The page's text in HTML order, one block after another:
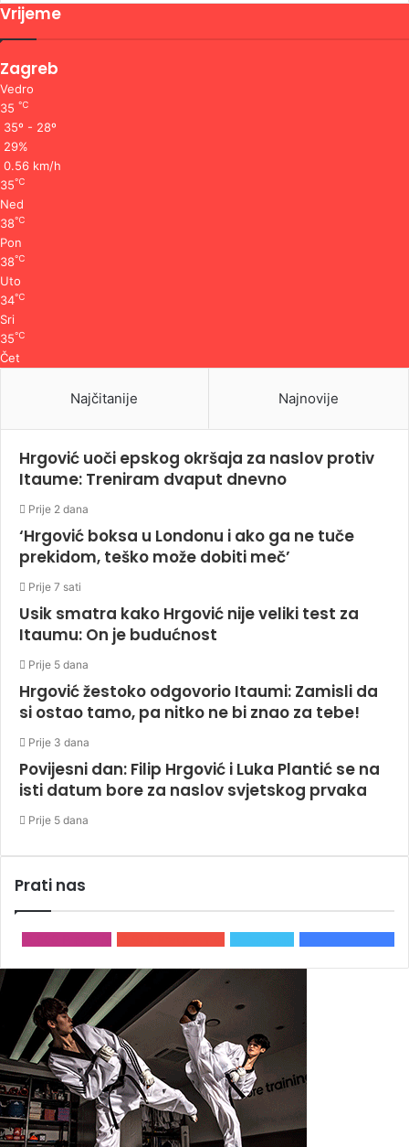
Vrijeme
Zagreb
Vedro
35 ℃
35º - 28º
29%
0.56 km/h
35℃
Ned
38℃
Pon
38℃
Uto
34℃
Sri
35℃
Čet
Najčitanije Najnovije
Hrgović uoči epskog okršaja za naslov protiv
Itaume: Treniram dvaput dnevno
Prije 2 dana
‘Hrgović boksa u Londonu i ako ga ne tuče
prekidom, teško može dobiti meč’
Prije 7 sati
Usik smatra kako Hrgović nije veliki test za
Itaumu: On je budućnost
Prije 5 dana
Hrgović žestoko odgovorio Itaumi: Zamisli da
si ostao tamo, pa nitko ne bi znao za tebe!
Prije 3 dana
Povijesni dan: Filip Hrgović i Luka Plantić se na
isti datum bore za naslov svjetskog prvaka
Prije 5 dana
Prati nas